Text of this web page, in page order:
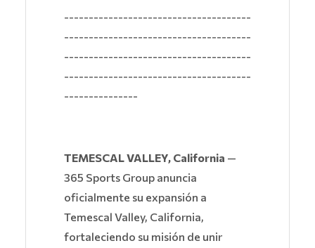
--------------------------------------
--------------------------------------
--------------------------------------
--------------------------------------
---------------
TEMESCAL VALLEY, California —
365 Sports Group anuncia
oficialmente su expansión a
Temescal Valley, California,
fortaleciendo su misión de unir